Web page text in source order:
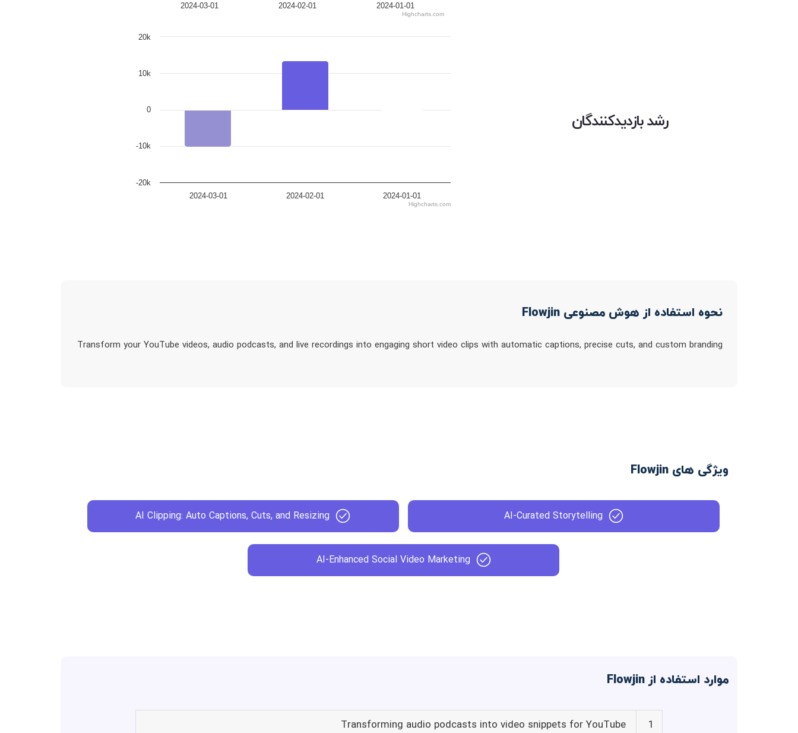
2024-03-01 2024-02-01 2024-01-01
Highcharts.com
رشد بازدیدکنندگان
2024-03-01 2024-02-01 2024-01-01
-20k
-10k
0
10k
20k
Highcharts.com
نحوه استفاده از هوش مصنوعی Flowjin
Transform your YouTube videos, audio podcasts, and live recordings into engaging short video clips with automatic captions, precise cuts, and custom branding
ویژگی های Flowjin
AI-Curated Storytelling
AI Clipping: Auto Captions, Cuts, and Resizing
AI-Enhanced Social Video Marketing
موارد استفاده از Flowjin
1
Transforming audio podcasts into video snippets for YouTube